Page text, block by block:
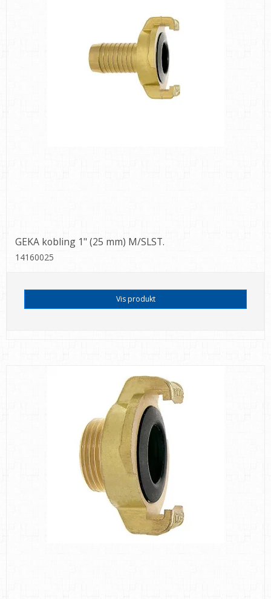
GEKA kobling 1" (25 mm) M/SLST.
14160025
Vis produkt